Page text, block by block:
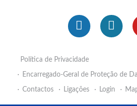
Política de Privacidade
Encarregado-Geral de Proteção de
Contactos
Ligações Login